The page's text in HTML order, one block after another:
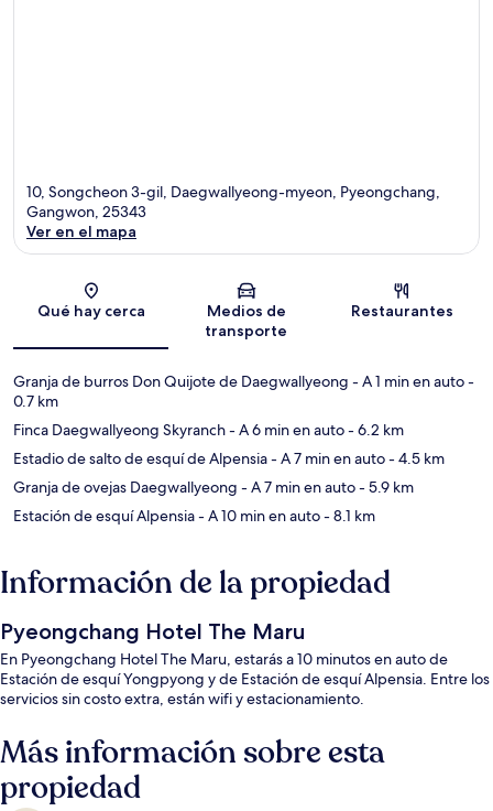
10, Songcheon 3-gil, Daegwallyeong-myeon, Pyeongchang,
Gangwon, 25343
Ver en el mapa
Qué hay cerca
Medios de
transporte
Restaurantes
Granja de burros Don Quijote de Daegwallyeong - A 1 min en auto-
0.7 km
Finca Daegwallyeong Skyranch- A 6 min en auto- 6.2 km
Estadio de salto de esquí de Alpensia- A 7 min en auto- 4.5 km
Granja de ovejas Daegwallyeong - A 7 min en auto- 5.9 km
Estación de esquí Alpensia- A 10 min en auto- 8.1 km
Información de la propiedad
Pyeongchang Hotel The Maru
En Pyeongchang Hotel The Maru, estarás a 10 minutos en auto de
Estación de esquí Yongpyong y de Estación de esquí Alpensia. Entre los
servicios sin costo extra, están wifi y estacionamiento.
Más información sobre esta
propiedad